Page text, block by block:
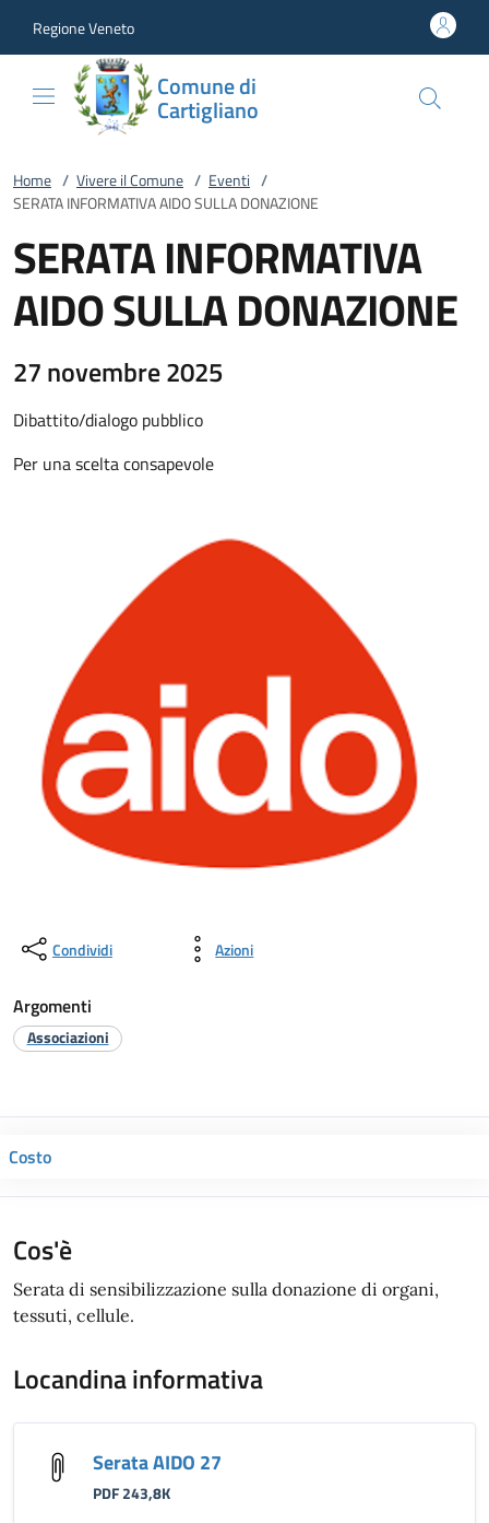
Regione Veneto
Comune di
Cartigliano
Home / Vivere il Comune / Eventi /
SERATA INFORMATIVA AIDO SULLA DONAZIONE
SERATA INFORMATIVA
AIDO SULLA DONAZIONE
27 novembre 2025
Dibattito/dialogo pubblico
Per una scelta consapevole
Condividi Azioni
Argomenti
Associazioni
Costo
Cos'è
Serata di sensibilizzazione sulla donazione di organi,
tessuti, cellule.
Locandina informativa
Serata AIDO 27
PDF 243,8K